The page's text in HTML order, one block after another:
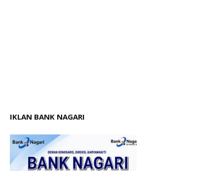
IKLAN BANK NAGARI